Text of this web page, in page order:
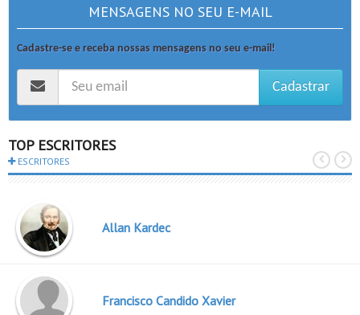
MENSAGENS NO SEU E-MAIL
Cadastre-se e receba nossas mensagens no seu e-mail!
Cadastrar
TOP ESCRITORES
ESCRITORES
Allan Kardec
Francisco Candido Xavier